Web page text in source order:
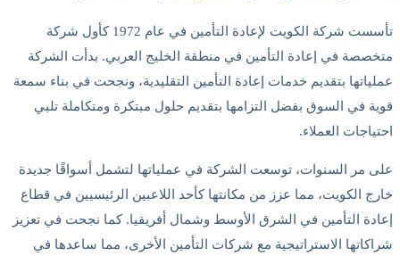
تأسست شركة الكويت لإعادة التأمين في عام 1972 كأول شركة
متخصصة في إعادة التأمين في منطقة الخليج العربي. بدأت الشركة
عملياتها بتقديم خدمات إعادة التأمين التقليدية، ونجحت في بناء سمعة
قوية في السوق بفضل التزامها بتقديم حلول مبتكرة ومتكاملة تلبي
احتياجات العملاء.
على مر السنوات، توسعت الشركة في عملياتها لتشمل أسواقًا جديدة
خارج الكويت، مما عزز من مكانتها كأحد اللاعبين الرئيسيين في قطاع
إعادة التأمين في الشرق الأوسط وشمال أفريقيا. كما نجحت في تعزيز
شراكاتها الاستراتيجية مع شركات التأمين الأخرى، مما ساعدها في